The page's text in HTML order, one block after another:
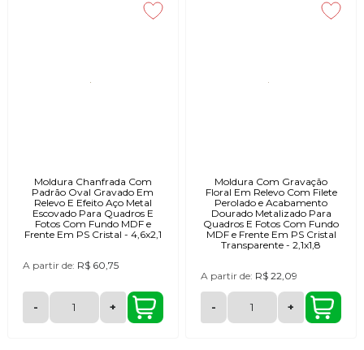
Moldura Chanfrada Com
Padrão Oval Gravado Em
Relevo E Efeito Aço Metal
Escovado Para Quadros E
Fotos Com Fundo MDF e
Frente Em PS Cristal - 4,6x2,1
A partir de: R$ 60,75
- +
Moldura Com Gravação
Floral Em Relevo Com Filete
Perolado e Acabamento
Dourado Metalizado Para
Quadros E Fotos Com Fundo
MDF e Frente Em PS Cristal
Transparente - 2,1x1,8
A partir de: R$ 22,09
- +